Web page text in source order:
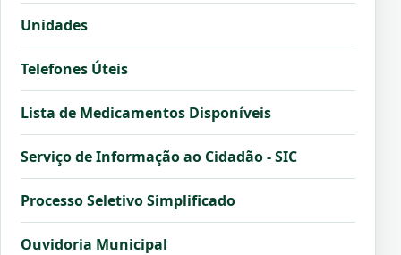
Unidades
Telefones Úteis
Lista de Medicamentos Disponíveis
Serviço de Informação ao Cidadão - SIC
Processo Seletivo Simplificado
Ouvidoria Municipal